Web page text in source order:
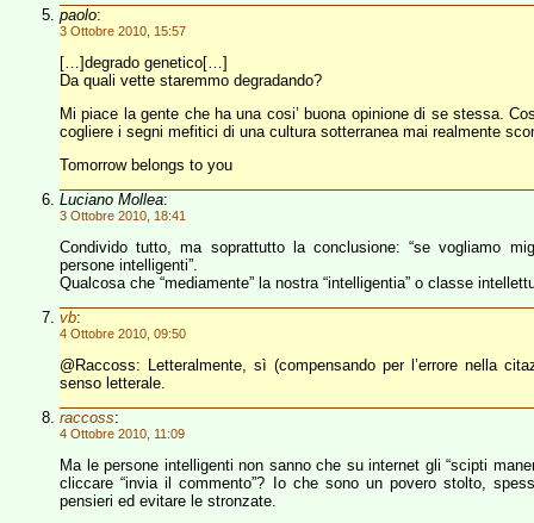
paolo:
3 Ottobre 2010, 15:57
[…]degrado genetico[…]
Da quali vette staremmo degradando?
Mi piace la gente che ha una cosi’ buona opinione di se stessa.
cogliere i segni mefitici di una cultura sotterranea mai realmente
Tomorrow belongs to you
Luciano Mollea:
3 Ottobre 2010, 18:41
Condivido tutto, ma soprattutto la conclusione: “se vogliamo
persone intelligenti”.
Qualcosa che “mediamente” la nostra “intelligentia” o classe
vb:
4 Ottobre 2010, 09:50
@Raccoss: Letteralmente, sì (compensando per l’errore nella
senso letterale.
raccoss:
4 Ottobre 2010, 11:09
Ma le persone intelligenti non sanno che su internet gli “scipti
cliccare “invia il commento”? Io che sono un povero stolto,
pensieri ed evitare le stronzate.